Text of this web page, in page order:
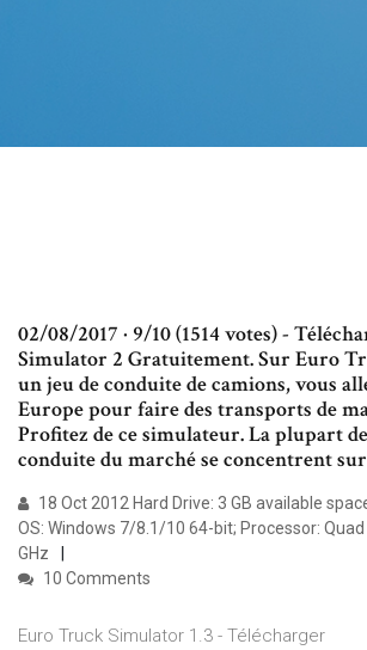
02/08/2017 · 9/10 (1514 votes) -
Simulator 2 Gratuitement. Sur Euro
un jeu de conduite de camions, vous
Europe pour faire des transports de
Profitez de ce simulateur. La plupart
conduite du marché se concentrent
18 Oct 2012 Hard Drive: 3 GB available
OS: Windows 7/8.1/10 64-bit; Processor: Quad
GHz
10 Comments
Euro Truck Simulator 1.3 - Télécharger